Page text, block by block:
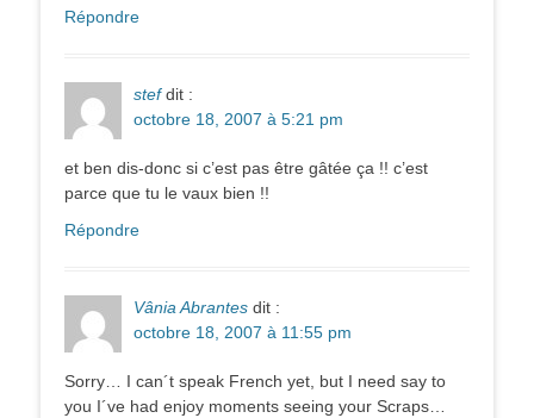
Répondre
stef dit :
octobre 18, 2007 à 5:21 pm
et ben dis-donc si c’est pas être gâtée ça !! c’est
parce que tu le vaux bien !!
Répondre
Vânia Abrantes dit :
octobre 18, 2007 à 11:55 pm
Sorry… I can´t speak French yet, but I need say to
you I´ve had enjoy moments seeing your Scraps…